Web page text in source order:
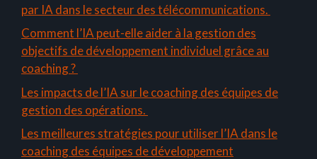
par IA dans le secteur des télécommunications.
Comment l’IA peut-elle aider à la gestion des
objectifs de développement individuel grâce au
coaching ?
Les impacts de l’IA sur le coaching des équipes de
gestion des opérations.
Les meilleures stratégies pour utiliser l’IA dans le
coaching des équipes de développement